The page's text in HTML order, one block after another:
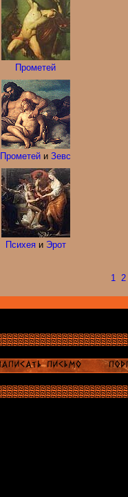
Прометей
Прометей и Зевс
Психеяи Эрот
1 2